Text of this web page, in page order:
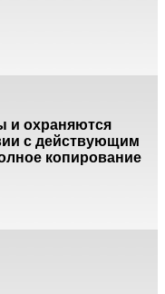
и охраняются
с действующим
копирование